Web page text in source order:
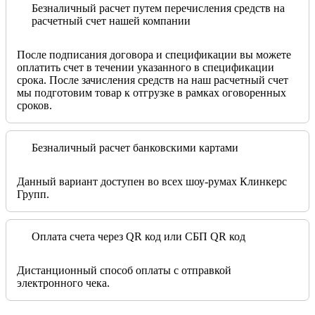
Безналичный расчет путем перечисления средств на
расчетный счет нашей компании
После подписания договора и спецификации вы можете
оплатить счет в течении указанного в спецификации
срока. После зачисления средств на наш расчетный счет
мы подготовим товар к отгрузке в рамках оговоренных
сроков.
Безналичный расчет банковскими картами
Данный вариант доступен во всех шоу-румах Клинкерс
Групп.
Оплата счета через QR код или СБП QR код
Дистанционный способ оплаты с отправкой
электронного чека.